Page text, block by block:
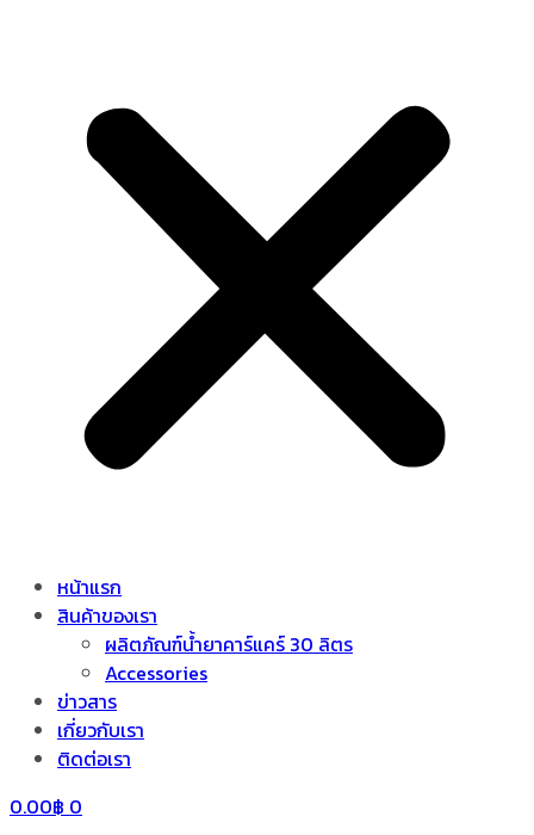
หน้าแรก
สินค้าของเรา
ผลิตภัณฑ์น้ำยาคาร์แคร์ 30 ลิตร
Accessories
ข่าวสาร
เกี่ยวกับเรา
ติดต่อเรา
0.00฿ 0